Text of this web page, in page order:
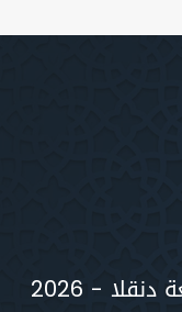
- 2026